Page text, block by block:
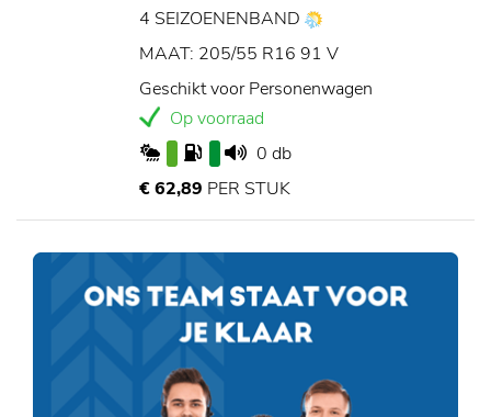
4 SEIZOENENBAND
MAAT: 205/55 R16 91 V
Geschikt voor Personenwagen
Op voorraad
0 db
€ 62,89 PER STUK